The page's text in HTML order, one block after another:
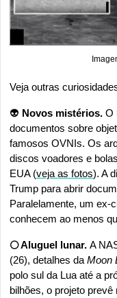
Veja outras
👽 Novos mistérios. O
documentos sobre
famosos OVNIs. Os
discos voadores e
EUA (veja as fotos). A
Trump para abrir
Paralelamente, um ex-
conhecem ao menos
🌕 Aluguel lunar. A
(26), detalhes da Moon
polo sul da Lua até a
bilhões, o projeto